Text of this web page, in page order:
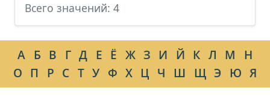
Всего значений: 4
А Б В Г Д Е Ё Ж З И Й К Л М
Н
О П Р С Т У Ф Х Ц Ч Ш Щ Э Ю Я